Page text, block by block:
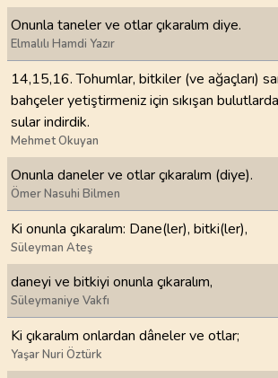
Onunla taneler ve otlar çıkaralım diye.
Elmalılı Hamdi Yazır
14,15,16. Tohumlar, bitkiler (ve ağaçları)
bahçeler yetiştirmeniz için sıkışan
sular indirdik.
Mehmet Okuyan
Onunla daneler ve otlar çıkaralım (diye).
Ömer Nasuhi Bilmen
Ki onunla çıkaralım: Dane(ler), bitki(ler),
Süleyman Ateş
daneyi ve bitkiyi onunla çıkaralım,
Süleymaniye Vakfı
Ki çıkaralım onlardan dâneler ve otlar;
Yaşar Nuri Öztürk